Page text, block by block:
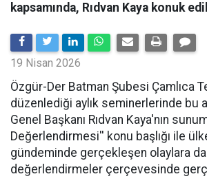
kapsamında, Rıdvan Kaya konuk
19 Nisan 2026
​Özgür-Der Batman Şubesi Çamlıca
düzenlediği aylık seminerlerinde bu
Genel Başkanı Rıdvan Kaya'nın
Değerlendirmesi'' konu başlığı ile
gündeminde gerçekleşen olaylara
değerlendirmeler çerçevesinde